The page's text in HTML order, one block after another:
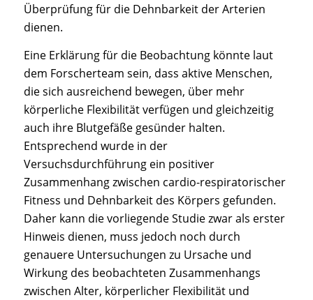
Überprüfung für die Dehnbarkeit der Arterien
dienen.
Eine Erklärung für die Beobachtung könnte laut
dem Forscherteam sein, dass aktive Menschen,
die sich ausreichend bewegen, über mehr
körperliche Flexibilität verfügen und gleichzeitig
auch ihre Blutgefäße gesünder halten.
Entsprechend wurde in der
Versuchsdurchführung ein positiver
Zusammenhang zwischen cardio-respiratorischer
Fitness und Dehnbarkeit des Körpers gefunden.
Daher kann die vorliegende Studie zwar als erster
Hinweis dienen, muss jedoch noch durch
genauere Untersuchungen zu Ursache und
Wirkung des beobachteten Zusammenhangs
zwischen Alter, körperlicher Flexibilität und